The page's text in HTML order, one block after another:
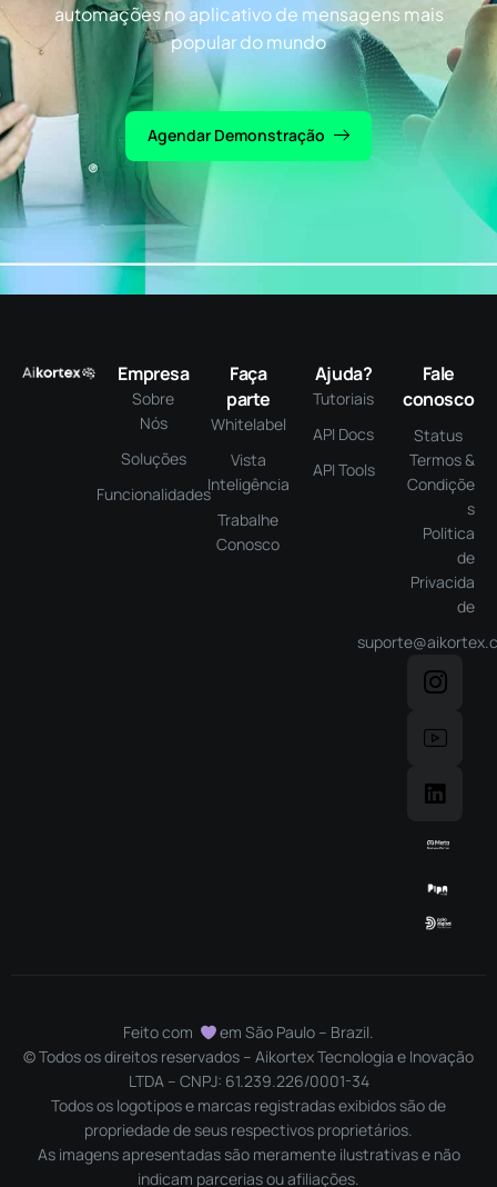
automações no aplicativo de mensagens mais
popular do mundo
Agendar Demonstração
Empresa
Sobre
Nós
Soluções
Funcionalidades
Faça
parte
Whitelabel
Vista
Inteligência
Trabalhe
Conosco
Ajuda?
Tutoriais
API Docs
API Tools
Fale
conosco
Status
Termos &
Condiçõe
s
Politica
de
Privacida
de
Feito com
em São Paulo – Brazil.
© Todos os direitos reservados – Aikortex Tecnologia e Inovação
LTDA – CNPJ: 61.239.226/0001-34
Todos os logotipos e marcas registradas exibidos são de
propriedade de seus respectivos proprietários.
As imagens apresentadas são meramente ilustrativas e não
indicam parcerias ou afiliações.